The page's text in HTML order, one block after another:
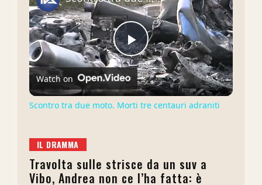
Play
Video
Watch on
Scontro tra due moto. Morti tre centauri adraniti
IL DRAMMA
Travolta sulle strisce da un suv a
Vibo, Andrea non ce l’ha fatta: è